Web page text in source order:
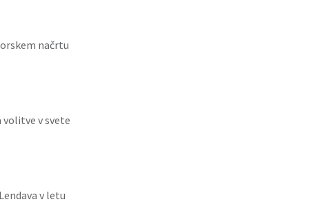
načrtu
v svete
v letu